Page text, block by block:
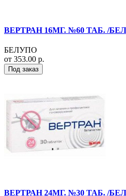
ВЕРТРАН 16МГ. №60 ТАБ. /
БЕЛУПО
от 353.00 р.
Под заказ
ВЕРТРАН 24МГ. №30 ТАБ. /